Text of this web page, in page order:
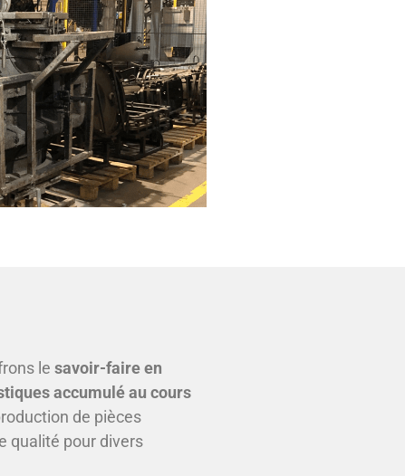
le savoir-faire en
accumulé au cours
de pièces
qualité pour divers